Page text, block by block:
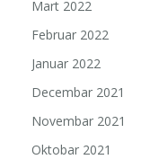
Mart 2022
Februar 2022
Januar 2022
Decembar 2021
Novembar 2021
Oktobar 2021